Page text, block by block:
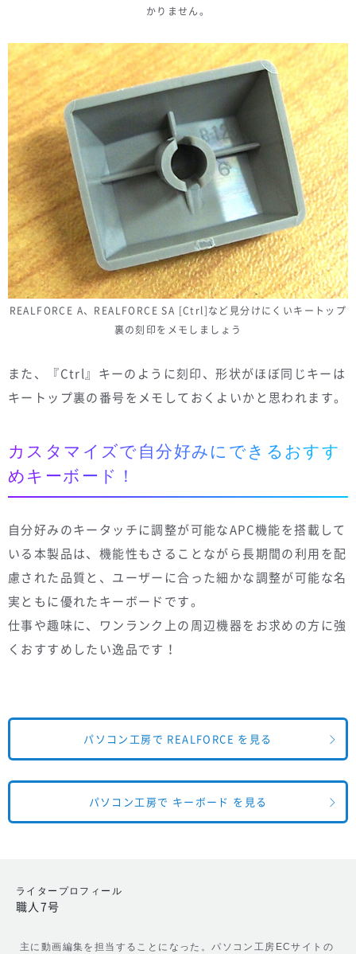
かりません。
REALFORCE A、REALFORCE SA [Ctrl]など見分けにくいキートップ
裏の刻印をメモしましょう
また、『Ctrl』キーのように刻印、形状がほぼ同じキーは
キートップ裏の番号をメモしておくよいかと思われます。
カスタマイズで自分好みにできるおすす
めキーボード！
自分好みのキータッチに調整が可能なAPC機能を搭載して
いる本製品は、機能性もさることながら長期間の利用を配
慮された品質と、ユーザーに合った細かな調整が可能な名
実ともに優れたキーボードです。
仕事や趣味に、ワンランク上の周辺機器をお求めの方に強
くおすすめしたい逸品です！
パソコン工房で REALFORCE を見る
パソコン工房で キーボード を見る
ライタープロフィール
職人7号
主に動画編集を担当することになった。パソコン工房ECサイトの